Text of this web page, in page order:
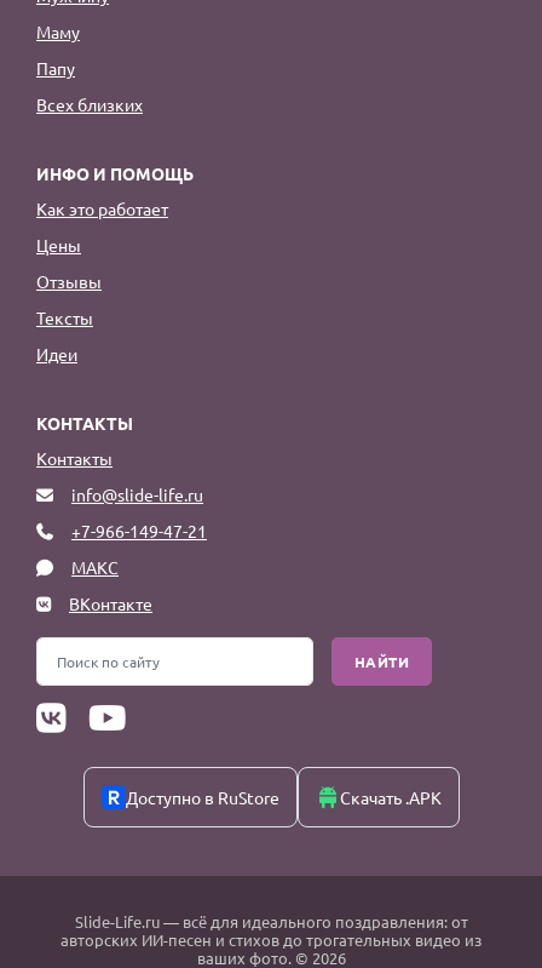
Маму
Папу
Всех близких
ИНФО И ПОМОЩЬ
Как это работает
Цены
Отзывы
Тексты
Идеи
КОНТАКТЫ
Контакты
info@slide-life.ru
+7-966-149-47-21
МАКС
ВКонтакте
НАЙТИ
Доступно в RuStore Скачать .APK
Slide-Life.ru— всё для идеального поздравления: от
авторских ИИ-песен и стихов до трогательных видео из
ваших фото. © 2026